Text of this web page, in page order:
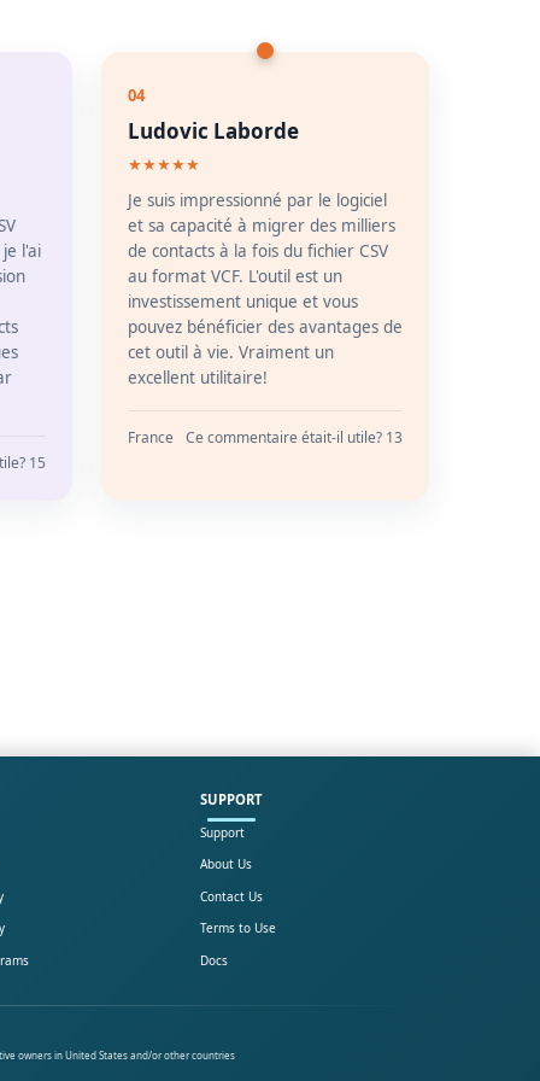
l'ai
15
04
Ludovic Laborde
★★★★★
Je suis impressionné par le logiciel
et sa capacité à migrer des milliers
de contacts à la fois du fichier CSV
au format VCF. L'outil est un
investissement unique et vous
pouvez bénéficier des avantages de
cet outil à vie. Vraiment un
excellent utilitaire!
France Ce commentaire était-il utile? 13
SUPPORT
Support
About Us
Contact Us
Terms to Use
Docs
owners in United States and/or other countries